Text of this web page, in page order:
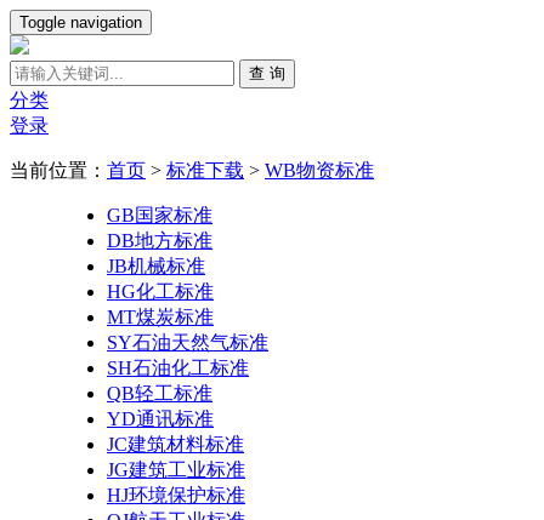
Toggle navigation
查 询
分类
登录
当前位置： 首页 > 标准下载 > WB物资标准
GB国家标准
DB地方标准
JB机械标准
HG化工标准
MT煤炭标准
SY石油天然气标准
SH石油化工标准
QB轻工标准
YD通讯标准
JC建筑材料标准
JG建筑工业标准
HJ环境保护标准